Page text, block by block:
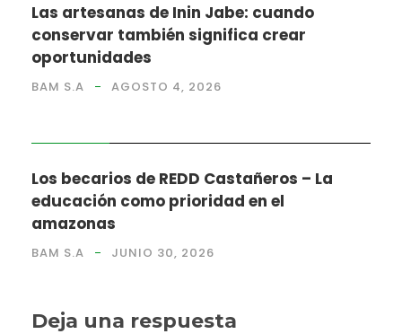
Las artesanas de Inin Jabe: cuando
conservar también significa crear
oportunidades
BAM S.A AGOSTO 4, 2026
Los becarios de REDD Castañeros – La
educación como prioridad en el
amazonas
BAM S.A JUNIO 30, 2026
Deja una respuesta